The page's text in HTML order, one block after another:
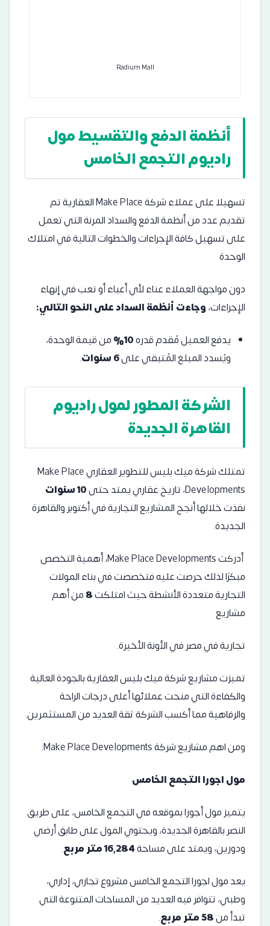
Radium Mall
أنظمة الدفع والتقسيط مول
راديوم التجمع الخامس
تسهيلا على عملاء شركة Make Place العقارية تم
تقديم عدد من أنظمة الدفع والسداد المرنة التي تعمل
على تسهيل كافة الإجراءات والخطوات التالية في امتلاك
الوحدة
دون مواجهة العملاء عناء لأي أعباء أو تعب في إنهاء
الإجراءات،وجاءت أنظمة السدادعلى النحو التالي:
يدفع العميل مُقدم قدره10%
من قيمة الوحدة،
ويُسدد المبلغ المُتبقي على6 سنوات .
الشركة المطور لمول راديوم
القاهرة الجديدة
تمتلك شركة ميك بليس للتطوير العقاري Make Place
Developments، تاريخ عقاري يمتد حتى
10 سنوات
نفذت خلالها أنجح المشاريع التجارية في أكتوبر والقاهرة
الجديدة.
أدركت Make Place Developments، أهمية التخصص
مبكرًا لذلك حرصت عليه فتخصصت في بناء المولات
التجارية متعددة الأنشطة حيث امتلكت8من أهم
مشاريع
تجارية في مصر في الأونة الأخيرة.
تميزت مشاريع شركة ميك بليس العقارية بالجودة العالية
والكفاءة التي منحت عملائها أعلى درجات الراحة
والرفاهية مما أكسب الشركة ثقة العديد من المستثمرين.
ومن اهم مشاريع شركة Make Place Developments:
مول اجورا التجمع الخامس
يتميز مول أجورا بموقعه في التجمع الخامس، على طريق
النصر بالقاهرة الجديدة، ويحتوي المول على طابق أرضي
ودورين، ويمتد على مساحة16,284 متر مربع .
يعد مول اجورا التجمع الخامس مشروع تجاري، إداري،
وطبي، تتوافر فيه العديد من المساحات المتنوعة التي
تبدأ من58 متر مربع .